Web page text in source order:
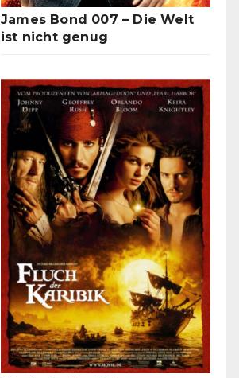
James Bond 007 – Die Welt
ist nicht genug